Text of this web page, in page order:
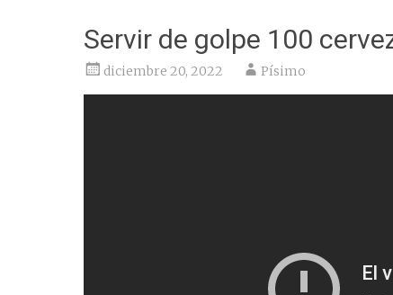
Servir de golpe 100
diciembre 20, 2022 Písimo